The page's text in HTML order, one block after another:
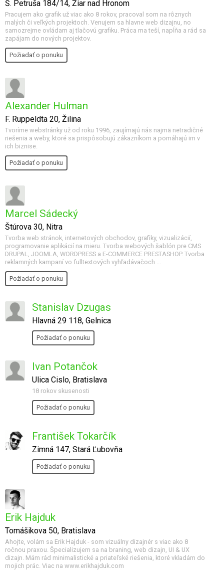
Š. Petruša 184/14, Žiar nad Hronom
Pracujem ako grafik už viac ako 8 rokov, pracoval som na rôznych
malých či veľkých projektoch. Venujem sa hlavne web dizajnu, no
samozrejme ovládam aj tlačovú grafiku. Práca ma teší, napĺňa a rád sa
zapájam do nových projektov.
Požiadať o ponuku
Alexander Hulman
F. Ruppeldta 20, Žilina
Tvoríme webstránky už od roku 1996, zaujímajú nás najmä netradičné
riešenia a weby, ktoré sa prispôsobujú zákazníkom a pomáhajú im v
ich biznise.
Požiadať o ponuku
Marcel Sádecký
Štúrova 30, Nitra
Tvorba web stránok, internetových obchodov, grafiky, vizualizácií,
programovanie aplikácií na mieru. Tvorba webových šablón pre CMS
DRUPAL, JOOMLA, WORDPRESS a E-COMMERCE PRESTASHOP. Tvorba
reklamných kampaní vo fulltextových vyhľadávačoch ...
Požiadať o ponuku
Stanislav Dzugas
Hlavná 29 118, Gelnica
Požiadať o ponuku
Ivan Potančok
Ulica Cislo, Bratislava
18 rokov skusenosti
Požiadať o ponuku
František Tokarčík
Zimná 147, Stará Ľubovňa
Požiadať o ponuku
Erik Hajduk
Tomášikova 50, Bratislava
Ahojte, volám sa Erik Hajduk - som vizuálny dizajnér s viac ako 8
ročnou praxou. Špecializujem sa na braning, web dizajn, UI & UX
dizajn. Mám rád minimalistické a priateľské riešenia, ktoré vkladám do
mojich prác. Viac na www.erikhajduk.com